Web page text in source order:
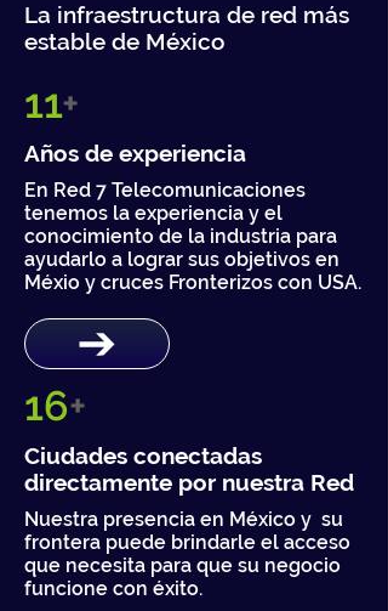
La infraestructura de red más
estable de México
11+
Años de experiencia
En Red 7 Telecomunicaciones
tenemos la experiencia y el
conocimiento de la industria para
ayudarlo a lograr sus objetivos en
Méxio y cruces Fronterizos con USA.
16+
Ciudades conectadas
directamente por nuestra Red
Nuestra presencia en México y su
frontera puede brindarle el acceso
que necesita para que su negocio
funcione con éxito.